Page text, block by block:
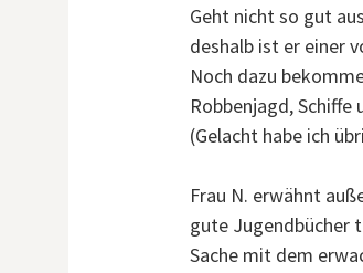
Geht nicht so gut
deshalb ist er einer
Noch dazu
Robbenjagd, Schiffe
(Gelacht habe ich
Frau N. erwähnt
gute Jugendbücher
Sache mit dem